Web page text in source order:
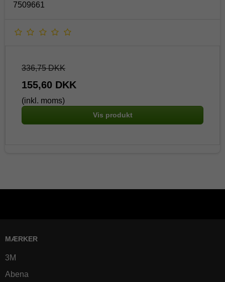
7509661
336,75 DKK
155,60 DKK
(inkl. moms)
Vis produkt
MÆRKER
3M
Abena